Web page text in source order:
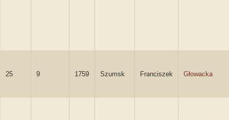
25 9 1759 Szumsk Franciszek Głowacka